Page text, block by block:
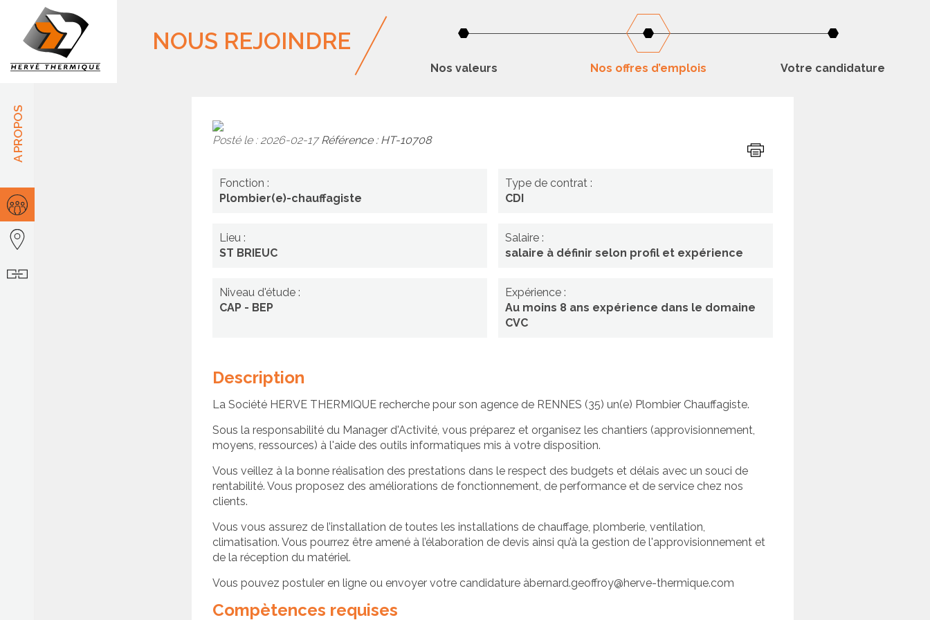
A PROPOS
NOUS REJOINDRE
Nos valeurs Nos offres d’emplois Votre candidature
Imprimer
Posté le : 2026-02-17Référence : HT-10708
chauffagiste
Fonction :
Plombier(e)-chauffagiste
Type de contrat :
CDI
Lieu :
ST BRIEUC
Salaire :
salaire à définir selon profil et expérience
Niveau d'étude :
CAP - BEP
Expérience :
Au moins 8 ans expérience dans le domaine
CVC
Description
La Société HERVE THERMIQUE recherche pour son agence de RENNES (35) un(e) Plombier Chauffagiste.
Sous la responsabilité du Manager d'Activité, vous préparez et organisez les chantiers (approvisionnement,
moyens, ressources) à l'aide des outils informatiques mis à votre disposition.
Vous veillez à la bonne réalisation des prestations dans le respect des budgets et délais avec un souci de
rentabilité. Vous proposez des améliorations de fonctionnement, de performance et de service chez nos
clients.
Vous vous assurez de l’installation de toutes les installations de chauffage, plomberie, ventilation,
climatisation. Vous pourrez être amené à l’élaboration de devis ainsi qu’à la gestion de l'approvisionnement et
de la réception du matériel.
Vous pouvez postuler en ligne ou envoyer votre candidature àbernard.geoffroy@herve-thermique.com
Compètences requises
Panneau de gestion des cookies